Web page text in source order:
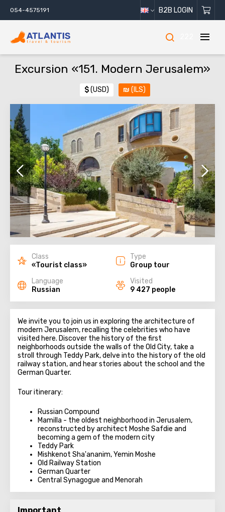
054-4575191 B2B LOGIN
Excursion «151. Modern Jerusalem»
$(USD) ₪ (ILS)
Class
«Tourist class»
Type
Group tour
Language
Russian
Visited
9 427 people
We invite you to join us in exploring the architecture of
modern Jerusalem, recalling the celebrities who have
visited here. Discover the history of the first
neighborhoods outside the walls of the Old City, take a
stroll through Teddy Park, delve into the history of the old
railway station, and hear stories about the school and the
German Quarter.
Tour itinerary:
Russian Compound
Mamilla - the oldest neighborhood in Jerusalem,
reconstructed by architect Moshe Safdie and
becoming a gem of the modern city
Teddy Park
Mishkenot Sha'ananim, Yemin Moshe
Old Railway Station
German Quarter
Central Synagogue and Menorah